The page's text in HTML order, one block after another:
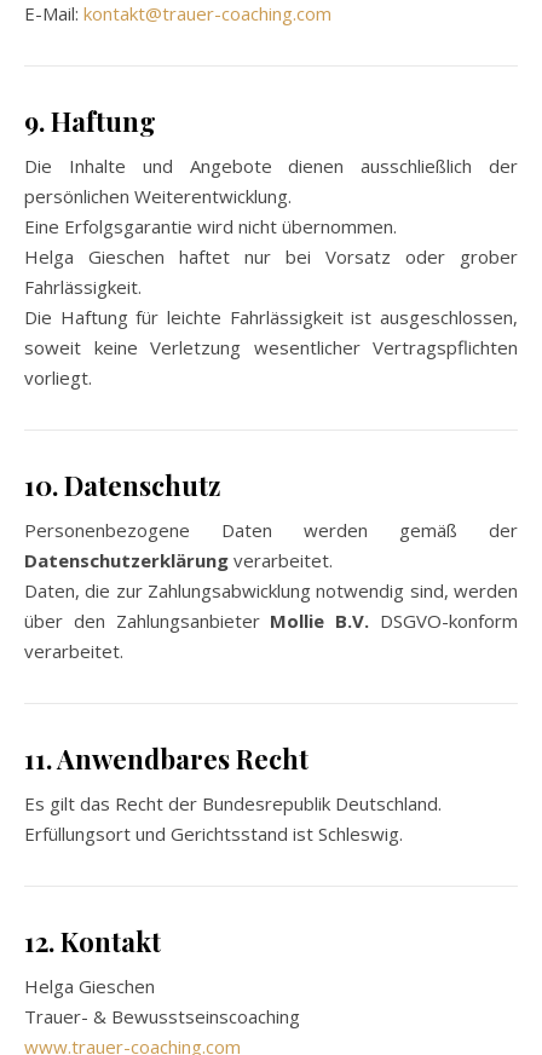
E-Mail: kontakt@trauer-coaching.com
9. Haftung
Die Inhalte und Angebote dienen ausschließlich der
persönlichen Weiterentwicklung.
Eine Erfolgsgarantie wird nicht übernommen.
Helga Gieschen haftet nur bei Vorsatz oder grober
Fahrlässigkeit.
Die Haftung für leichte Fahrlässigkeit ist ausgeschlossen,
soweit keine Verletzung wesentlicher Vertragspflichten
vorliegt.
10. Datenschutz
Personenbezogene Daten werden gemäß der
Datenschutzerklärung verarbeitet.
Daten, die zur Zahlungsabwicklung notwendig sind, werden
über den Zahlungsanbieter Mollie B.V. DSGVO-konform
verarbeitet.
11. Anwendbares Recht
Es gilt das Recht der Bundesrepublik Deutschland.
Erfüllungsort und Gerichtsstand ist Schleswig.
12. Kontakt
Helga Gieschen
Trauer- & Bewusstseinscoaching
www.trauer-coaching.com